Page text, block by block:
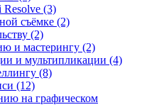
(3)
съёмке (2)
(2)
и мастерингу (2)
и мультипликации (4)
(8)
(12)
на графическом